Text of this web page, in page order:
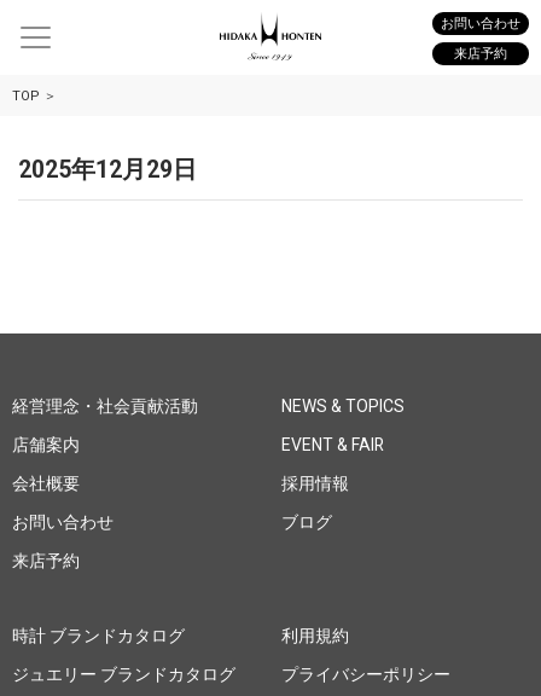
お問い合わせ
来店予約
TOP
2025年12月29日
経営理念・社会貢献活動
店舗案内
会社概要
お問い合わせ
来店予約
NEWS & TOPICS
EVENT & FAIR
採用情報
ブログ
時計 ブランドカタログ
ジュエリー ブランドカタログ
利用規約
プライバシーポリシー